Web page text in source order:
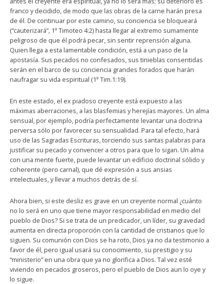
franco y decidido, de modo que las obras de la carne harán presa
de él. De continuar por este camino, su conciencia se bloqueará
(“cauterizará”, 1ª Timoteo 4:2) hasta llegar al extremo sumamente
peligroso de que él podrá pecar, sin sentir reprensión alguna.
Quien llega a esta lamentable condición, está a un paso de la
apostasía. Sus pecados no confesados, sus tinieblas consentidas
serán en el barco de su conciencia grandes forados que harán
naufragar su vida espiritual (1ª Tim.1:19).
En este estado, el ex piadoso creyente está expuesto a las
máximas aberraciones, a las blasfemias y herejías mayores. Un alma
sensual, por ejemplo, podría perfectamente levantar una doctrina
perversa sólo por favorecer su sensualidad. Para tal efecto, hará
uso de las Sagradas Escrituras, torciendo sus santas palabras para
justificar su pecado y convencer a otros para que lo sigan. Un alma
con una mente fuerte, puede levantar un edificio doctrinal sólido y
coherente (pero carnal), que dé expresión a sus ansias
intelectuales, y llevar a muchos detrás de sí.
Ahora bien, si este desliz es grave en un creyente normal ¿cuánto
no lo será en uno que tiene mayor responsabilidad en medio del
pueblo de Dios? Si se trata de un predicador, un líder, su gravedad
aumenta en directa proporción con la cantidad de cristianos que lo
siguen. Su comunión con Dios se ha roto, Dios ya no da testimonio a
favor de él, pero igual usará su conocimiento, su prestigio y su
“ministerio” en una obra que ya no glorifica a Dios. Tal vez esté
viviendo en pecados groseros, pero el pueblo de Dios aun lo oye y
lo sigue.